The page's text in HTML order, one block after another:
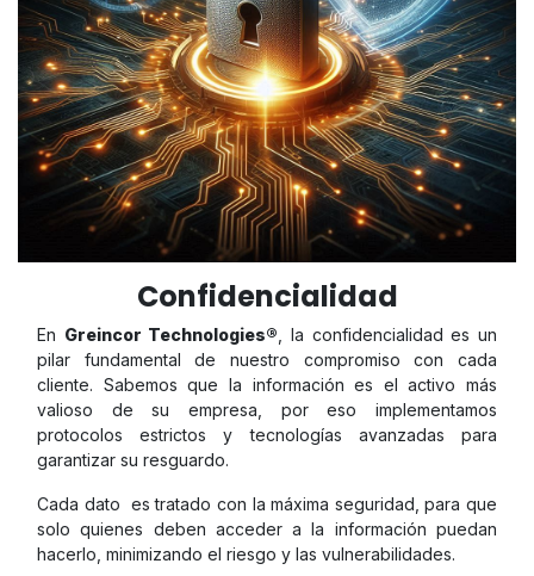
Confidencialidad
En Greincor Technologies® , la confidencialidad es un
pilar fundamental de nuestro compromiso con cada
cliente. Sabemos que la información es el activo más
valioso de su empresa, por eso implementamos
protocolos estrictos y tecnologías avanzadas para
garantizar su resguardo.
Cada dato es tratado con la máxima seguridad, para que
solo quienes deben acceder a la información puedan
hacerlo, minimizando el riesgo y las vulnerabilidades.